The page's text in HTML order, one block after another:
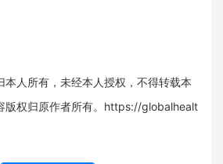
本人所有，未经本人授权，不得转载本
版权归原作者所有。https://globalhealt